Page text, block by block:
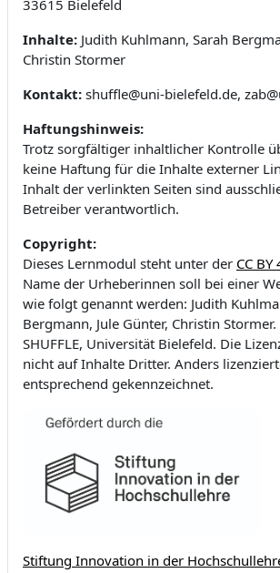
33615 Bielefeld
Inhalte: Judith Kuhlmann, Sarah
Christin Stormer
Kontakt: shuffle@uni-bielefeld.de,
Haftungshinweis:
Trotz sorgfältiger inhaltlicher Kontrolle
keine Haftung für die Inhalte externer
Inhalt der verlinkten Seiten sind
Betreiber verantwortlich.
Copyright:
Dieses Lernmodul steht unter der CC
Name der Urheberinnen soll bei einer
wie folgt genannt werden: Judith
Bergmann, Jule Günter, Christin
SHUFFLE, Universität Bielefeld. Die
nicht auf Inhalte Dritter. Anders
entsprechend gekennzeichnet.
Stiftung Innovation in der